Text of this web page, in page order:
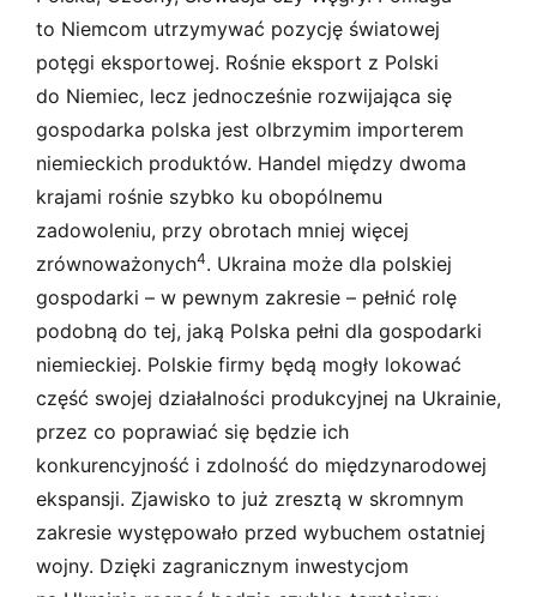
to Niemcom utrzymywać pozycję światowej
potęgi eksportowej. Rośnie eksport z Polski
do Niemiec, lecz jednocześnie rozwijająca się
gospodarka polska jest olbrzymim importerem
niemieckich produktów. Handel między dwoma
krajami rośnie szybko ku obopólnemu
zadowoleniu, przy obrotach mniej więcej
zrównoważonych4. Ukraina może dla polskiej
gospodarki – w pewnym zakresie – pełnić rolę
podobną do tej, jaką Polska pełni dla gospodarki
niemieckiej. Polskie firmy będą mogły lokować
część swojej działalności produkcyjnej na Ukrainie,
przez co poprawiać się będzie ich
konkurencyjność i zdolność do międzynarodowej
ekspansji. Zjawisko to już zresztą w skromnym
zakresie występowało przed wybuchem ostatniej
wojny. Dzięki zagranicznym inwestycjom